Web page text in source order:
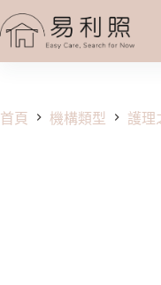
至
容
首頁 機構類型 護理